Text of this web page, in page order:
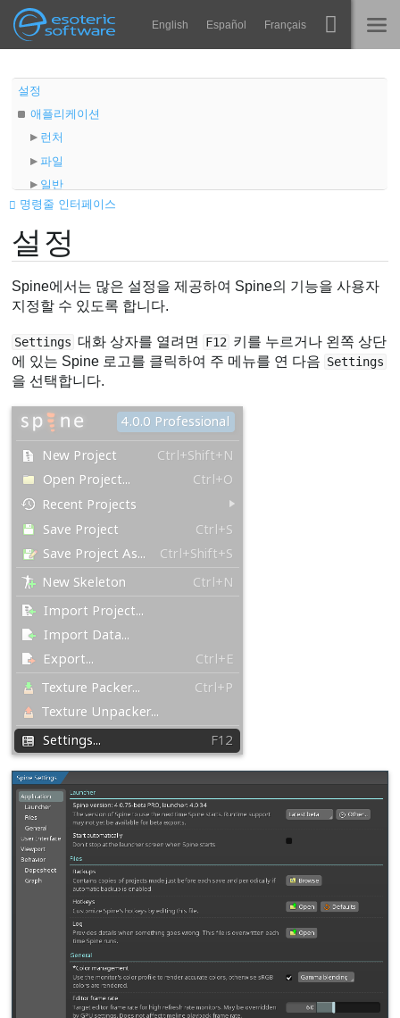
Esoteric Software
Navigation English Español Français
홈
블로그
포럼
연락처
Spine
런타임
FAQ
평가판 사용
Main Content
설정
애플리케이션
런처
파일
일반
사용자 인터페이스
뷰포트
기능
도프시트
그래프
명령줄 인터페이스
설정
Spine에서는 많은 설정을 제공하여 Spine의 기능을 사용자
지정할 수 있도록 합니다.
Settings 대화 상자를 열려면 F12 키를 누르거나 왼쪽 상단
에 있는 Spine 로고를 클릭하여 주 메뉴를 연 다음 Settings
을 선택합니다.